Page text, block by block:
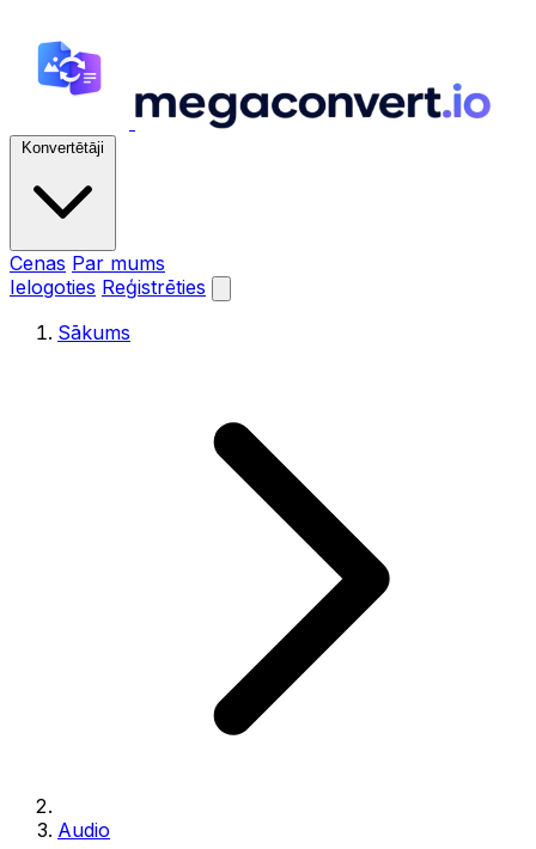
Konvertētāji
Cenas Par mums
Ielogoties Reģistrēties
Sākums
Audio